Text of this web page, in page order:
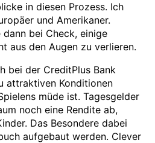
in diesen Prozess. Ich
und Amerikaner.
bei Check, einige
aus den Augen zu verlieren.
bei der CreditPlus Bank
attraktiven Konditionen
müde ist. Tagesgelder
noch eine Rendite ab,
Das Besondere dabei
aufgebaut werden. Clever